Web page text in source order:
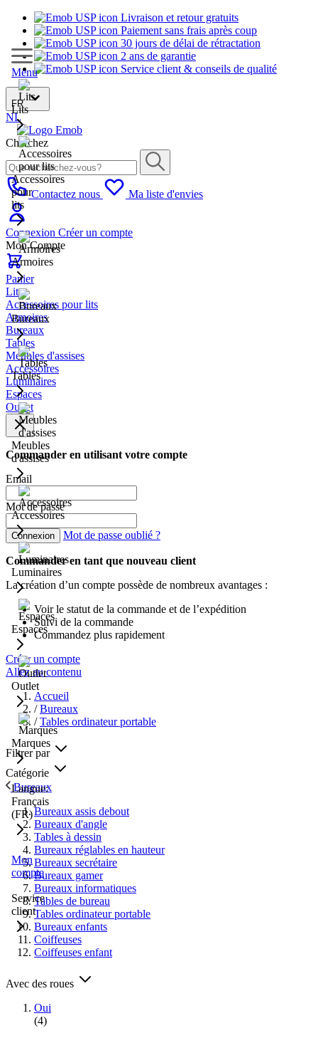
Livraison et retour gratuits
Paiement sans frais après coup
30 jours de délai de rétractation
2 ans de garantie
Service client & conseils de qualité
FR
NL
Cherchez
Contactez nous Ma liste d'envies
Connexion Créer un compte
Mon Compte
Panier
Menu
Lits
Accessoires
pour
lits
Armoires
Bureaux
Tables
Meubles
d'assises
Accessoires
Luminaires
Espaces
Outlet
Marques
Langue:
Français
(FR)
Mon
compte
Service
client
Lits
Accessoires pour lits
Armoires
Bureaux
Tables
Meubles d'assises
Accessoires
Luminaires
Espaces
Outlet
Commander en utilisant votre compte
Email
Mot de passe
Connexion Mot de passe oublié ?
Commander en tant que nouveau client
La création d’un compte possède de nombreux avantages :
Voir le statut de la commande et de l’expédition
Suivi de la commande
Commandez plus rapidement
Créer un compte
Allez au contenu
Accueil
/ Bureaux
/ Tables ordinateur portable
Filtrer par
Catégorie
Bureaux
Bureaux assis debout
Bureaux d'angle
Tables à dessin
Bureaux réglables en hauteur
Bureaux secrétaire
Bureaux gamer
Bureaux informatiques
Tables de bureau
Tables ordinateur portable
Bureaux enfants
Coiffeuses
Coiffeuses enfant
Avec des roues
Oui
(4)